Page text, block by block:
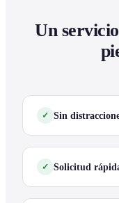
Un
Sin
Solicitud